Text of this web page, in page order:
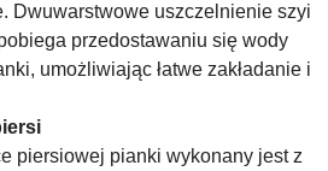
Dwuwarstwowe uszczelnienie szyi
przedostawaniu się wody
umożliwiając łatwe zakładanie i
piersiowej pianki wykonany jest z